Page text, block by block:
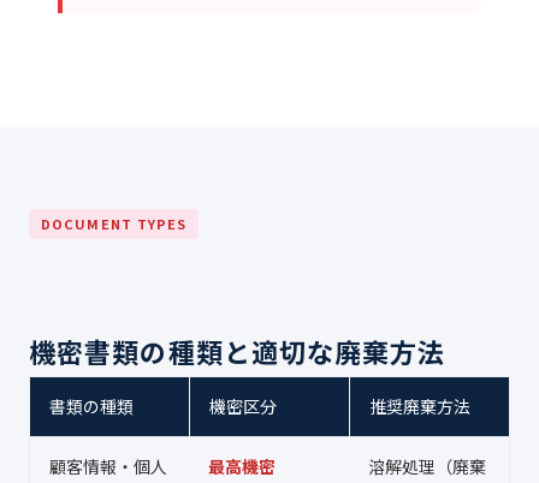
DOCUMENT TYPES
機密書類の種類と適切な廃棄方法
書類の種類 機密区分 推奨廃棄方法
顧客情報・個人
最高機密
溶解処理（廃棄